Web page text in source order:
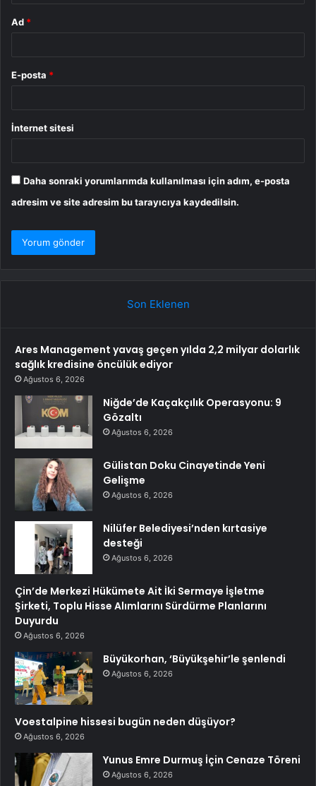
Ad *
E-posta *
İnternet sitesi
Daha sonraki yorumlarımda kullanılması için adım, e-posta
adresim ve site adresim bu tarayıcıya kaydedilsin.
Son Eklenen
Ares Management yavaş geçen yılda 2,2 milyar dolarlık
sağlık kredisine öncülük ediyor
Ağustos 6, 2026
Niğde’de Kaçakçılık Operasyonu: 9
Gözaltı
Ağustos 6, 2026
Gülistan Doku Cinayetinde Yeni
Gelişme
Ağustos 6, 2026
Nilüfer Belediyesi’nden kırtasiye
desteği
Ağustos 6, 2026
Çin’de Merkezi Hükümete Ait İki Sermaye İşletme
Şirketi, Toplu Hisse Alımlarını Sürdürme Planlarını
Duyurdu
Ağustos 6, 2026
Büyükorhan, ‘Büyükşehir’le şenlendi
Ağustos 6, 2026
Voestalpine hissesi bugün neden düşüyor?
Ağustos 6, 2026
Yunus Emre Durmuş İçin Cenaze Töreni
Ağustos 6, 2026